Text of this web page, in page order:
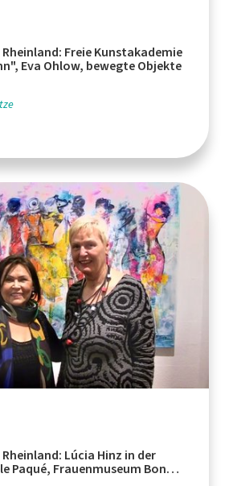
Freie Kunstakademie
Eva Ohlow, bewegte Objekte
Lúcia Hinz in der
Paqué, Frauenmuseum Bonn